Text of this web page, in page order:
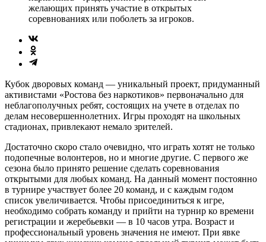
желающих принять участие в открытых
соревнованиях или поболеть за игроков.
Кубок дворовых команд — уникальный проект, придуманный
активистами «Ростова без наркотиков» первоначально для
неблагополучных ребят, состоящих на учете в отделах по
делам несовершеннолетних. Игры проходят на школьных
стадионах, привлекают немало зрителей.
Достаточно скоро стало очевидно, что играть хотят не только
подопечные волонтеров, но и многие другие. С первого же
сезона было принято решение сделать соревнования
открытыми для любых команд. На данный момент постоянно
в турнире участвует более 20 команд, и с каждым годом
список увеличивается. Чтобы присоединиться к игре,
необходимо собрать команду и прийти на турнир ко времени
регист­рации и жеребьевки — в 10 часов утра. Возраст и
профессиональный уровень значения не имеют. При явке